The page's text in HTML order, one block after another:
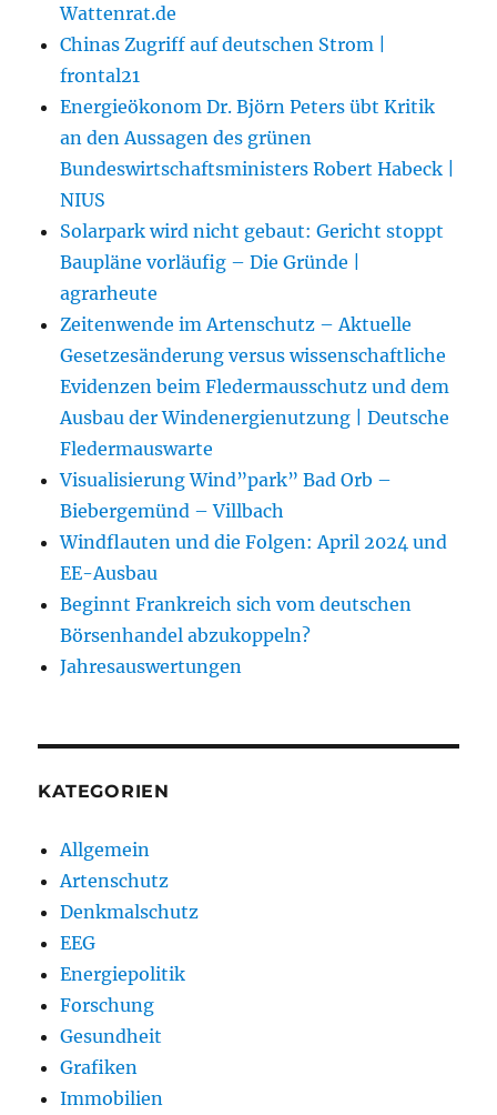
Wattenrat.de
Chinas Zugriff auf deutschen Strom |
frontal21
Energieökonom Dr. Björn Peters übt Kritik
an den Aussagen des grünen
Bundeswirtschaftsministers Robert Habeck |
NIUS
Solarpark wird nicht gebaut: Gericht stoppt
Baupläne vorläufig – Die Gründe |
agrarheute
Zeitenwende im Artenschutz – Aktuelle
Gesetzesänderung versus wissenschaftliche
Evidenzen beim Fledermausschutz und dem
Ausbau der Windenergienutzung | Deutsche
Fledermauswarte
Visualisierung Wind”park” Bad Orb –
Biebergemünd – Villbach
Windflauten und die Folgen: April 2024 und
EE-Ausbau
Beginnt Frankreich sich vom deutschen
Börsenhandel abzukoppeln?
Jahresauswertungen
KATEGORIEN
Allgemein
Artenschutz
Denkmalschutz
EEG
Energiepolitik
Forschung
Gesundheit
Grafiken
Immobilien